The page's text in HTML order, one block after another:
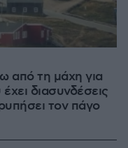
από τη μάχη για
διασυνδέσεις
τον πάγο